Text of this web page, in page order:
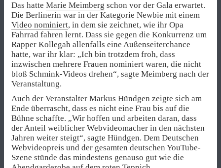
Das hatte Marie Meimberg schon vor der Gala erwartet.
Die Berlinerin war in der Kategorie Newbie mit einem
Video nominiert, in dem sie zeichnet, wie ihr Opa
Fahrrad fahren lernt. Dass sie gegen die Konkurrenz um
Rapper Kollegah allenfalls eine Außenseiterchance
hatte, war ihr klar: „Ich bin trotzdem froh, dass
inzwischen mehrere Frauen nominiert waren, die nicht
bloß Schmink-Videos drehen“, sagte Meimberg nach der
Veranstaltung.
Auch der Veranstalter Markus Hündgen zeigte sich am
Ende überrascht, dass es nicht eine Frau bis auf die
Bühne schaffte. „Wir hoffen und arbeiten daran, dass
der Anteil weiblicher Webvideomacher in den nächsten
Jahren weiter steigt“, sagte Hündgen. Dem Deutschen
Webvideopreis und der gesamten deutschen YouTube-
Szene stünde das mindestens genauso gut wie die